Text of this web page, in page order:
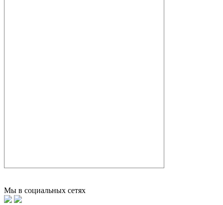
Мы в социальных сетях